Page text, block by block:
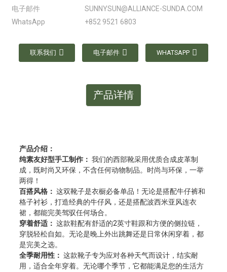
电子邮件
SUNNYSUN@ALLIANCE-SUNDA.COM
WhatsApp
+852 9521 6803
联系我们 电子邮件 WHATSAPP
产品详情
产品介绍：
纯素友好型手工制作： 我们的西部靴采用优质合成皮革制
成，既时尚又环保，不含任何动物制品。时尚与环保，一举
两得！
百搭风格： 这双靴子是衣橱必备单品！无论是搭配牛仔裤和
格子衬衫，打造经典的牛仔风，还是搭配波西米亚风连衣
裙，都能完美驾驭任何场合。
穿着舒适： 这款鞋配有舒适的2英寸鞋跟和方便的侧拉链，
穿脱轻松自如。无论是晚上外出跳舞还是日常休闲穿着，都
是完美之选。
全季耐用性： 这款靴子专为应对各种天气而设计，结实耐
用，适合全年穿着。无论哪个季节，它都能满足您的生活方